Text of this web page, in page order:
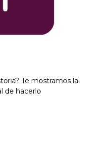
Te mostramos la
de hacerlo